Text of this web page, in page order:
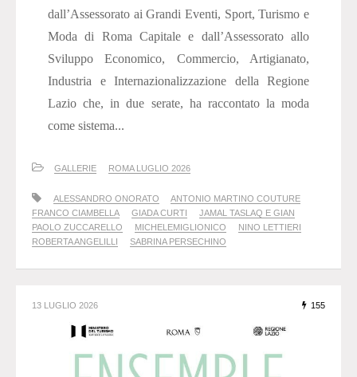
dall’Assessorato ai Grandi Eventi, Sport, Turismo e
Moda di Roma Capitale e dall’Assessorato allo
Sviluppo Economico, Commercio, Artigianato,
Industria e Internazionalizzazione della Regione
Lazio che, in due serate, ha raccontato la moda
come sistema...
GALLERIE ROMA LUGLIO 2026
ALESSANDRO ONORATO
ANTONIO MARTINO COUTURE
FRANCO CIAMBELLA
GIADA CURTI
JAMAL TASLAQ E GIAN
PAOLO ZUCCARELLO
MICHELEMIGLIONICO
NINO LETTIERI
ROBERTA ANGELILLI
SABRINA PERSECHINO
13 LUGLIO 2026 155